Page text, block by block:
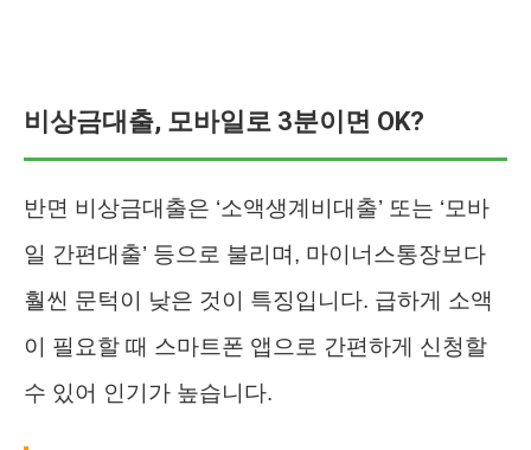
비상금대출, 모바일로 3분이면 OK?
반면 비상금대출은 ‘소액생계비대출’ 또는 ‘모바
일 간편대출’ 등으로 불리며, 마이너스통장보다
훨씬 문턱이 낮은 것이 특징입니다. 급하게 소액
이 필요할 때 스마트폰 앱으로 간편하게 신청할
수 있어 인기가 높습니다.